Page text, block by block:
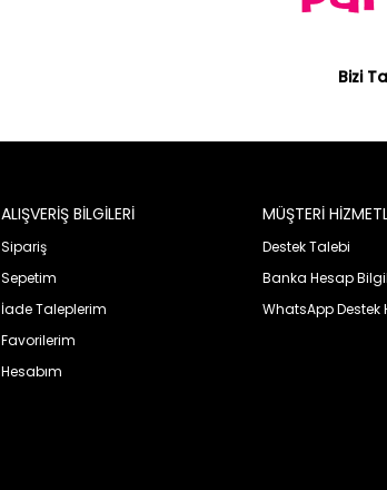
Bizi
ALIŞVERİŞ BİLGİLERİ
Sipariş
Sepetim
İade Taleplerim
Favorilerim
Hesabım
MÜŞTERİ
Destek Talebi
Banka Hesap
WhatsApp Destek